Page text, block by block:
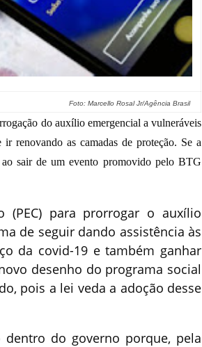
Foto: Marcello Rosal Jr/Agência Brasil
do auxílio emergencial a vulneráveis
renovando as camadas de proteção. Se a
sair de um evento promovido pelo BTG
(PEC) para prorrogar o auxílio
de seguir dando assistência às
da covid-19 e também ganhar
desenho do programa social
pois a lei veda a adoção desse
do governo porque, pela